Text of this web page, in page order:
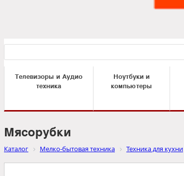
Телевизоры и Аудио
техника
Ноутбуки и
компьютеры
Мясорубки
Каталог Мелко-бытовая техника Техника для кухни